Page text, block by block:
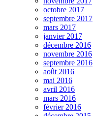
octobre 2017
septembre 2017
mars 2017
janvier 2017
décembre 2016
novembre 2016
septembre 2016
août 2016
mai 2016
avril 2016
mars 2016
février 2016